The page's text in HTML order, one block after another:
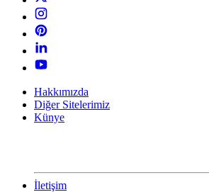
Hakkımızda
Diğer Sitelerimiz
Künye
İletişim